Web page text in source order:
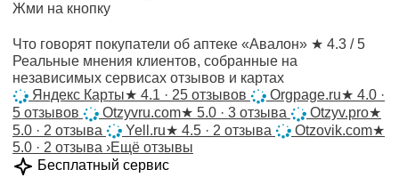
Жми на кнопку
Что говорят покупатели об аптеке «Авалон» ★ 4.3 / 5
Реальные мнения клиентов, собранные на
независимых сервисах отзывов и картах
Яндекс Карты★ 4.1 · 25 отзывов Orgpage.ru★ 4.0 ·
5 отзывов
Otzyvru.com★ 5.0 · 3 отзыва Otzyv.pro★
5.0 · 2 отзыва
Yell.ru★ 4.5 · 2 отзыва Otzovik.com★
5.0 · 2 отзыва ›Ещё отзывы
Бесплатный сервис